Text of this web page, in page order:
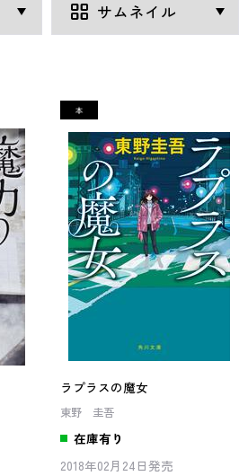
ラプラスの魔女
東野 圭吾
在庫有り
2018年02月24日発売